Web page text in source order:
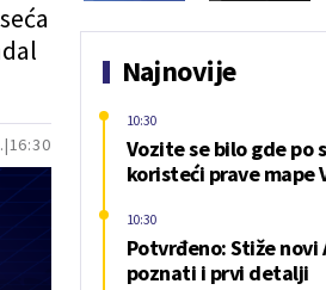
16:30
Najnovije
Vozite se bilo gde po
koristeći prave mape
10:30
Potvrđeno: Stiže novi
poznati i prvi detalji
10:30